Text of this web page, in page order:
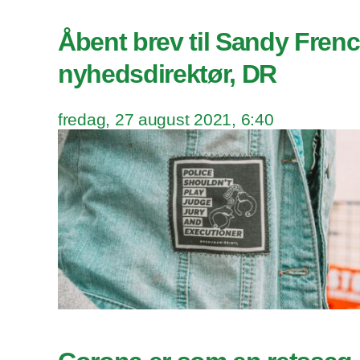
Åbent brev til Sandy
nyhedsdirektør, DR
fredag, 27 august 2021, 6:40